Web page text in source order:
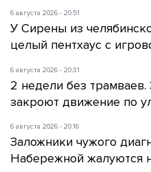
6 августа 2026 - 20:51
У Сирены из
целый пентхаус с
6 августа 2026 - 20:31
2 недели без трамваев.
закроют движение по
6 августа 2026 - 20:16
Заложники чужого
Набережной жалуются